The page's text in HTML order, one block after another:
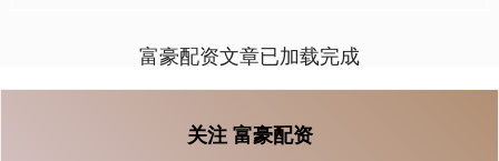
富豪配资文章已加载完成
关注 富豪配资